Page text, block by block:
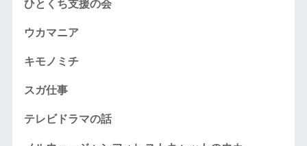
ひとくち支援の会
ウカマニア
キモノミチ
スガ仕事
テレビドラマの話